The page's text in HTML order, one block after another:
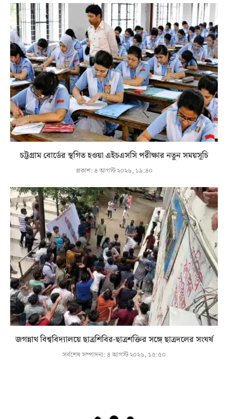
চট্টগ্রাম বোর্ডের স্থগিত হওয়া এইচএসসি পরীক্ষার নতুন সময়সূচি
প্রকাশ: ৪ আগস্ট ২০২৬, ১৯:৪০
জগন্নাথ বিশ্ববিদ্যালয়ে ছাত্রশিবির-ছাত্রশক্তির সঙ্গে ছাত্রদলের সংঘর্ষ
সর্বশেষ সম্পাদনা: ৪ আগস্ট ২০২৬, ১৫:৫০